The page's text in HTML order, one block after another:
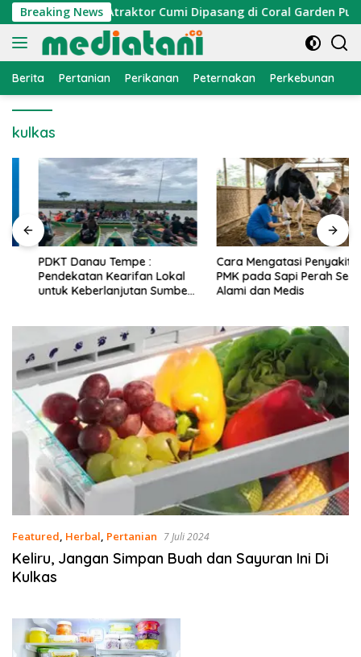
Langsung
ke
konten
Breaking News
Nelayan, Atraktor Cumi Dipasang di Coral Garden Pulau
Berita Pertanian Perikanan Peternakan Perkebunan
kulkas
PDKT Danau Tempe :
Pendekatan Kearifan Lokal
untuk Keberlanjutan Sumber
Cara Mengatasi Penyakit
PMK pada Sapi Perah Secara
Alami dan Medis
Featured, Herbal, Pertanian 7 Juli 2024
Keliru, Jangan Simpan Buah dan Sayuran Ini Di
Kulkas